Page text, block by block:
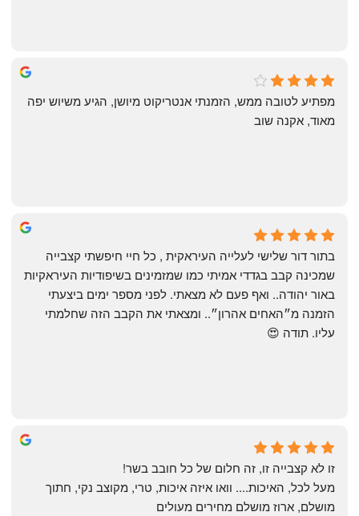
michal gottfried
4 months ago
שי
4 months ago
מאוד, אקנה שוב
Yonatan Menashe
6 months ago
עליו. תודה 😍
זו לא קצבייה זו, זה חלום של כל חובב בשר!
מושלם, ארוז מושלם מחירים מעולים